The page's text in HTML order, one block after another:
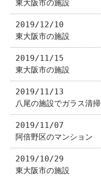
東大阪市の施設
2019/12/10
東大阪市の施設
2019/11/15
東大阪市の施設
2019/11/13
八尾の施設でガラス清掃
2019/11/07
阿倍野区のマンション
2019/10/29
東大阪市の施設